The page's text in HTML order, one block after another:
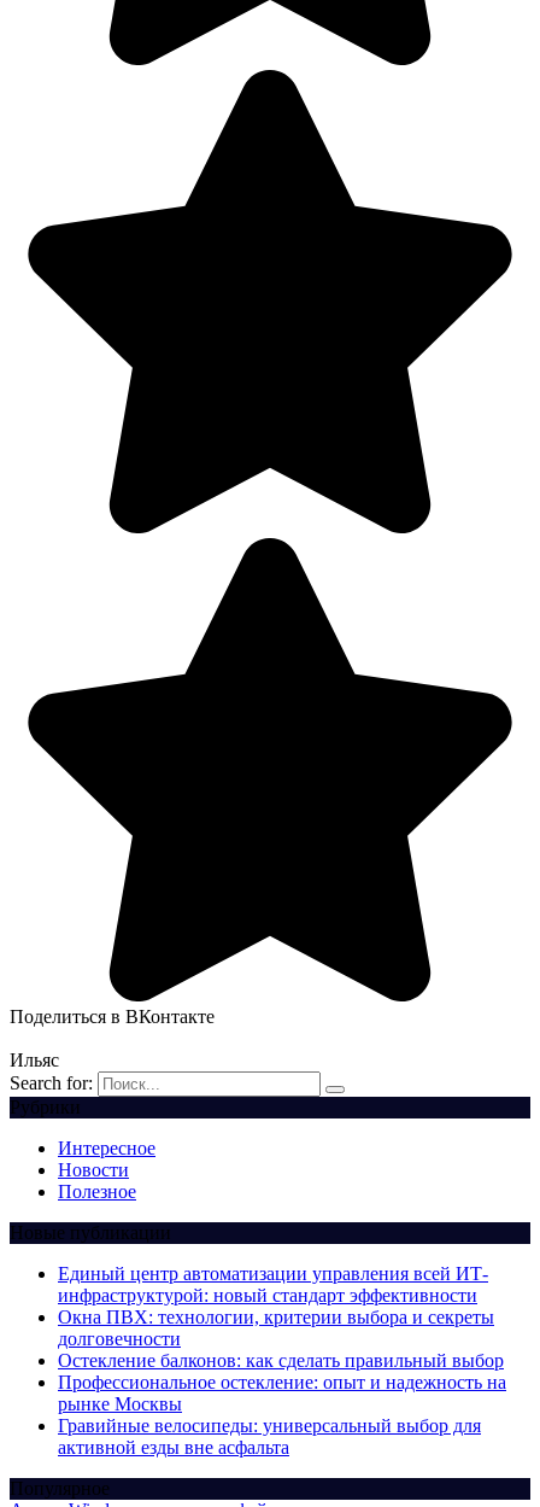
Поделиться в ВКонтакте
Ильяс
Search for:
Рубрики
Интересное
Новости
Полезное
Новые публикации
Единый центр автоматизации управления всей ИТ-
инфраструктурой: новый стандарт эффективности
Окна ПВХ: технологии, критерии выбора и секреты
долговечности
Остекление балконов: как сделать правильный выбор
Профессиональное остекление: опыт и надежность на
рынке Москвы
Гравийные велосипеды: универсальный выбор для
активной езды вне асфальта
Популярное